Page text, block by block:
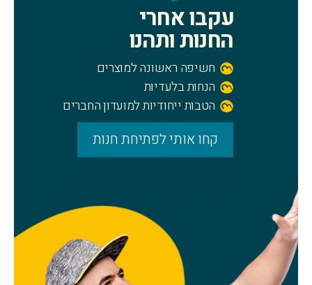
עקבו אחרי
החנות ותהנו
חשיפה ראשונה למוצרים
הנחות בלעדיות
הטבות ייחודיות למועדון החברים
קחו אותי לפתיחת חנות